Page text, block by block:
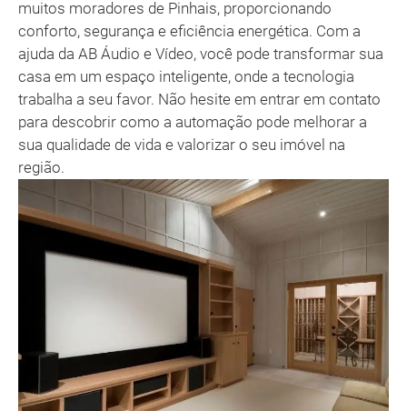
muitos moradores de Pinhais, proporcionando
conforto, segurança e eficiência energética. Com a
ajuda da AB Áudio e Vídeo, você pode transformar sua
casa em um espaço inteligente, onde a tecnologia
trabalha a seu favor. Não hesite em entrar em contato
para descobrir como a automação pode melhorar a
sua qualidade de vida e valorizar o seu imóvel na
região.